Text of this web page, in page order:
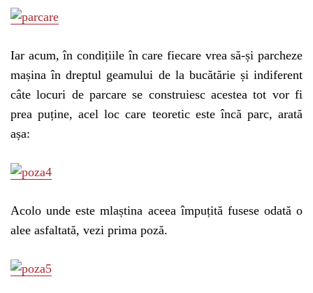
Iar acum, în condițiile în care fiecare vrea să-și parcheze
mașina în dreptul geamului de la bucătărie și indiferent
câte locuri de parcare se construiesc acestea tot vor fi
prea puține, acel loc care teoretic este încă parc, arată
așa:
Acolo unde este mlaștina aceea împuțită fusese odată o
alee asfaltată, vezi prima poză.